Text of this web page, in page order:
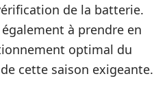
de la batterie.
à prendre en
optimal du
cette saison exigeante.